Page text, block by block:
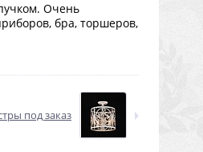
Очень
бра, торшеров,
под заказ